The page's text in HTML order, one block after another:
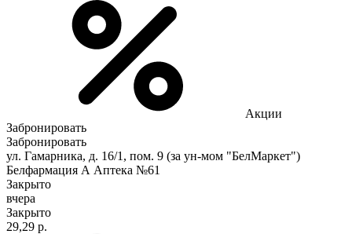
Акции
Забронировать
Забронировать
ул. Гамарника, д. 16/1, пом. 9 (за ун-мом "БелМаркет")
Белфармация А Аптека №61
Закрыто
вчера
Закрыто
29,29 р.